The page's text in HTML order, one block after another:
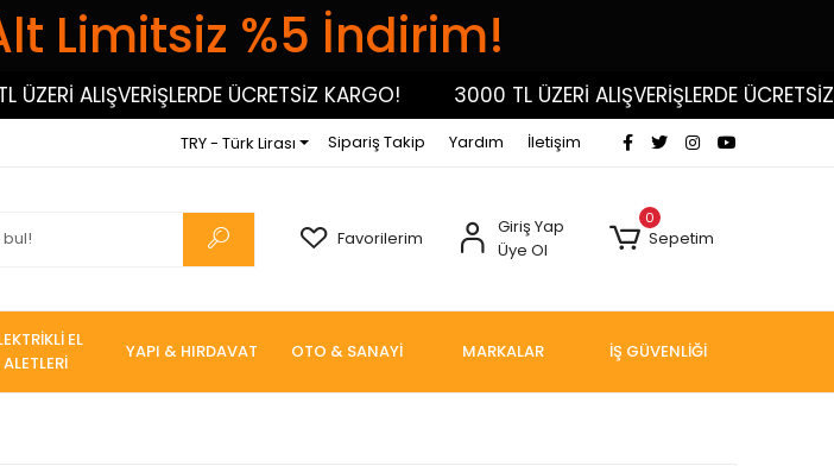
Limitsiz %5 İndirim!
ALIŞVERİŞLERDE ÜCRETSİZ KARGO! 3000 TL ÜZERİ ALIŞVERİŞLERDE ÜCRETSİZ
TRY - Türk Lirası Sipariş Takip Yardım İletişim
Favorilerim
Giriş Yap
Üye Ol
0
Sepetim
EL
ALETLERİ
YAPI & HIRDAVAT OTO & SANAYİ MARKALAR İŞ GÜVENLİĞİ